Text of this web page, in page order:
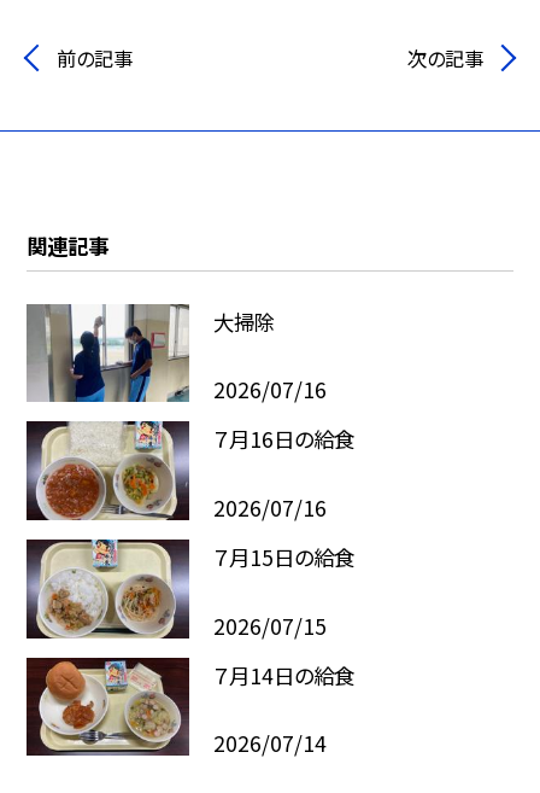
前の記事 次の記事
関連記事
大掃除
2026/07/16
７月16日の給食
2026/07/16
７月15日の給食
2026/07/15
７月14日の給食
2026/07/14